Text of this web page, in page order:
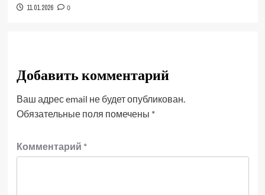
11.01.2026 0
Добавить комментарий
Ваш адрес email не будет опубликован.
Обязательные поля помечены *
Комментарий *